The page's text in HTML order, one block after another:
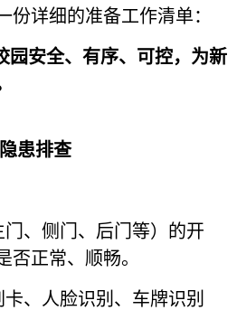
份详细的准备工作清单：
园安全、有序、可控，为新
患排查
、侧门、后门等）的开
否正常、顺畅。
、人脸识别、车牌识别